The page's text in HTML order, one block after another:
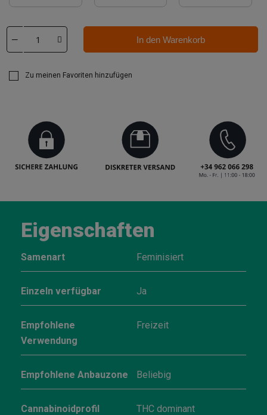
In den Warenkorb
Zu meinen Favoriten hinzufügen
Eigenschaften
Samenart Feminisiert
Einzeln verfügbar Ja
Empfohlene
Verwendung
Freizeit
Empfohlene Anbauzone Beliebig
Cannabinoidprofil THC dominant